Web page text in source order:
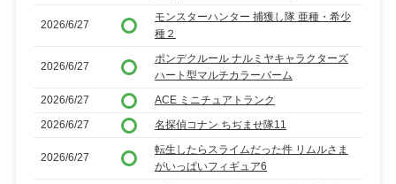
2026/6/27
モンスターハンター 捕獲し隊 亜種・希少
種２
2026/6/27
ポンデクルール ナルミヤキャラクターズ
ハート型マルチカラーバーム
2026/6/27
ACE ミニチュアトランク
2026/6/27
名探偵コナン ちぢませ隊11
2026/6/27
転生したらスライムだった件 リムルさま
がいっぱいフィギュア6